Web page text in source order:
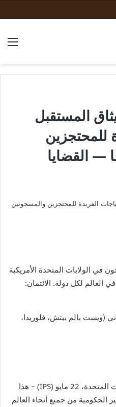
المستقبل
للمحتجزين
— القضايا
الولايات المتحدة الأمريكية
العالم لكل دولة. الائتمان:
(ويست بالم بيتش، فلوريدا،
ويست بالم بيتش، فلوريدا، الولايات المتحدة، 22 مايو (IPS) – هذا
الحكومية من جميع أنحاء العالم